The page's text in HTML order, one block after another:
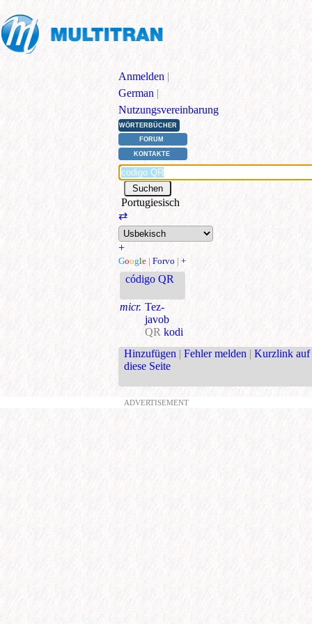
Anmelden |
German |
Nutzungsvereinbarung
WÖRTERBÜCHER
FORUM
KONTAKTE
Portugiesisch
⇄
+
Google | Forvo | +
código QR
micr. Tez-
javob
QR kodi
Hinzufügen | Fehler melden | Kurzlink auf
diese Seite
ADVERTISEMENT